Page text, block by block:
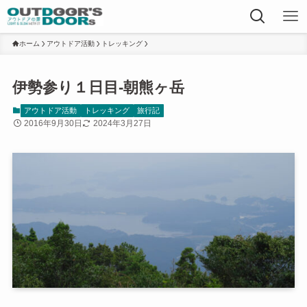
ホーム アウトドア活動 トレッキング
伊勢参り１日目-朝熊ヶ岳
アウトドア活動 トレッキング 旅行記
2016年9月30日 2024年3月27日